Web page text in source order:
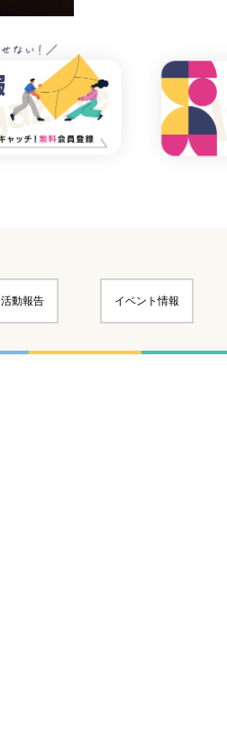
活動報告 イベント情報